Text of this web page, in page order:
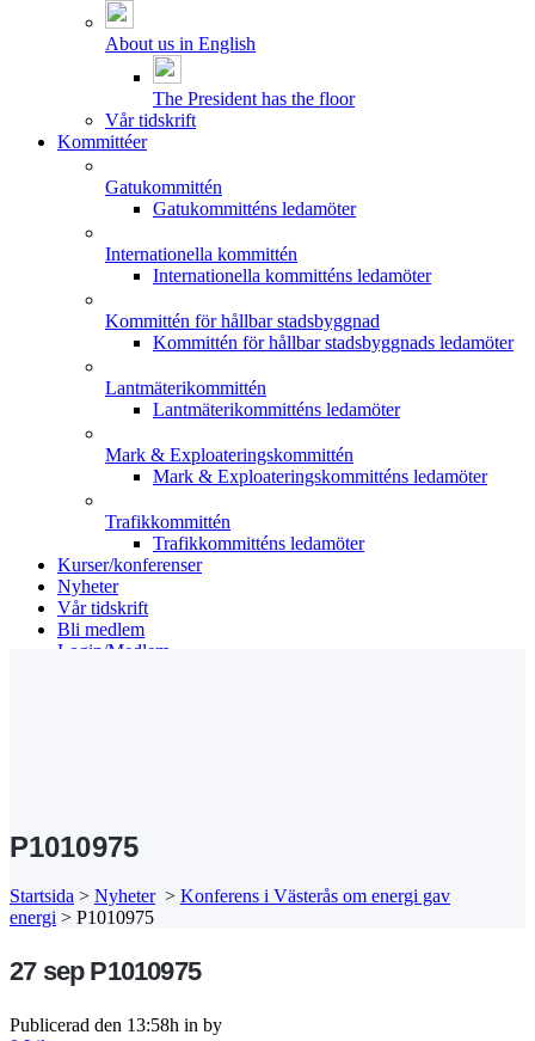
About us in English
The President has the floor
Vår tidskrift
Kommittéer
Gatukommittén
Gatukommitténs ledamöter
Internationella kommittén
Internationella kommitténs ledamöter
Kommittén för hållbar stadsbyggnad
Kommittén för hållbar stadsbyggnads ledamöter
Lantmäterikommittén
Lantmäterikommitténs ledamöter
Mark & Exploateringskommittén
Mark & Exploateringskommitténs ledamöter
Trafikkommittén
Trafikkommitténs ledamöter
Kurser/konferenser
Nyheter
Vår tidskrift
Bli medlem
Login/Medlem
P1010975
Startsida > Nyheter > Konferens i Västerås om energi gav
energi > P1010975
27 sepP1010975
Publicerad den 13:58h in by